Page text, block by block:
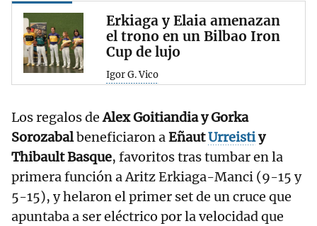
Erkiaga y Elaia amenazan
el trono en un Bilbao Iron
Cup de lujo
Igor G. Vico
Los regalos deAlex Goitiandia y Gorka
Sorozabalbeneficiaron aEñautUrreistiy
Thibault Basque, favoritos tras tumbar en la
primera función a Aritz Erkiaga-Manci (9-15 y
5-15), y helaron el primer set de un cruce que
apuntaba a ser eléctrico por la velocidad que